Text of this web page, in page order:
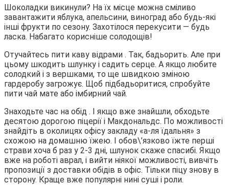
Шоколадки викинули? На їх місце можна сміливо
завантажити яблука, апельсини, виноград або будь-які
інші фрукти по сезону. Захотілося перекусити — будь
ласка. Набагато корисніше солодощів!
Отучайтесь пити каву відрами . Так, бадьорить. Але при
цьому шкодить шлунку і садить серце. А якщо любите
солодкий і з вершками, то ще швидкою зміною
гардеробу загрожує. Щоб підбадьоритися, спробуйте
пити чай мате або імбирний чай.
Знаходьте час на обід . І якщо вже знайшли, обходьте
десятою дорогою піцерії і Макдональдс. По можливості
знайдіть в околицях офісу закладу «а-ля їдальня» з
схожою на домашню їжею. І обов\’язково їжте перші
страви хоча б раз у 2-3 дні, шлунок скаже спасибі. Якщо
вже на роботі аврал, і вийти ніякої можливості, вивчіть
пропозиції з доставки обідів в офіс. Тільки піцу знову в
сторону. Краще вже популярні нині суші і роли.